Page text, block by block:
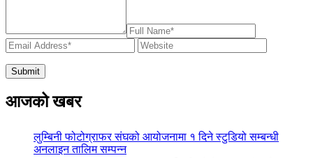
आजको खबर
लुम्बिनी फोटोग्राफर संघको आयोजनामा १ दिने स्टुडियो सम्बन्धी
अनलाइन तालिम सम्पन्न